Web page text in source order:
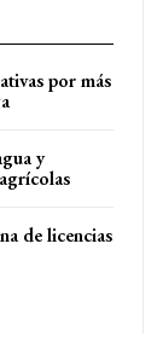
por más
y
de licencias